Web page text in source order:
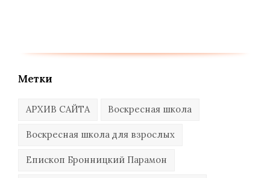
Метки
АРХИВ САЙТА Воскресная школа
Воскресная школа для взрослых
Епископ Бронницкий Парамон